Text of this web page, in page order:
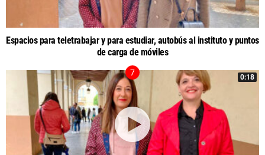
Espacios para teletrabajar y para estudiar, autobús al instituto y puntos
de carga de móviles
0:18